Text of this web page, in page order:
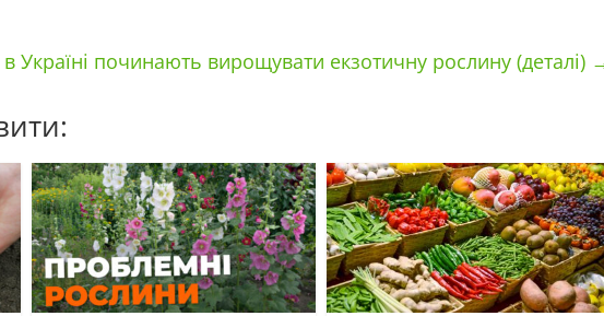
в Україні починають вирощувати екзотичну рослину (деталі)